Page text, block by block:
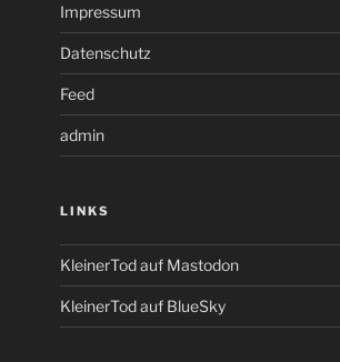
Impressum
Datenschutz
Feed
admin
LINKS
KleinerTod auf Mastodon
KleinerTod auf BlueSky